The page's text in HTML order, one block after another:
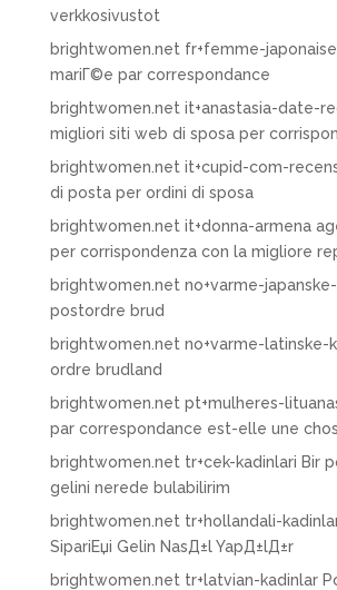
verkkosivustot
brightwomen.net fr+femme-
mariГ©e par correspondance
brightwomen.net it+anastasia-date-
migliori siti web di sposa per
brightwomen.net it+cupid-com-
di posta per ordini di sposa
brightwomen.net it+donna-armena
per corrispondenza con la migliore
brightwomen.net no+varme-
postordre brud
brightwomen.net no+varme-latinske-
ordre brudland
brightwomen.net pt+mulheres-
par correspondance est-elle une
brightwomen.net tr+cek-kadinlari Bir
gelini nerede bulabilirim
brightwomen.net tr+hollandali-
SipariЕџi Gelin NasД±l YapД±lД±r
brightwomen.net tr+latvian-kadinlar